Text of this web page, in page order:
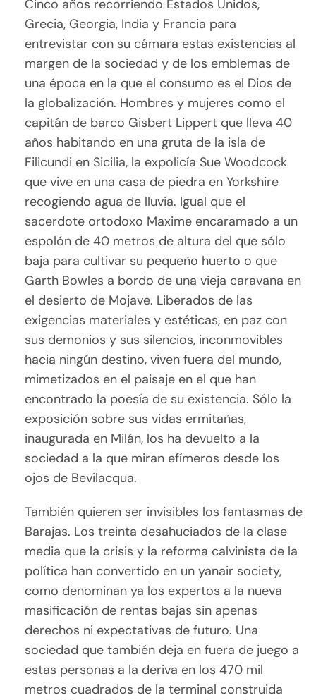
Cinco años recorriendo Estados Unidos,
Grecia, Georgia, India y Francia para
entrevistar con su cámara estas existencias al
margen de la sociedad y de los emblemas de
una época en la que el consumo es el Dios de
la globalización. Hombres y mujeres como el
capitán de barco Gisbert Lippert que lleva 40
años habitando en una gruta de la isla de
Filicundi en Sicilia, la expolicía Sue Woodcock
que vive en una casa de piedra en Yorkshire
recogiendo agua de lluvia. Igual que el
sacerdote ortodoxo Maxime encaramado a un
espolón de 40 metros de altura del que sólo
baja para cultivar su pequeño huerto o que
Garth Bowles a bordo de una vieja caravana en
el desierto de Mojave. Liberados de las
exigencias materiales y estéticas, en paz con
sus demonios y sus silencios, inconmovibles
hacia ningún destino, viven fuera del mundo,
mimetizados en el paisaje en el que han
encontrado la poesía de su existencia. Sólo la
exposición sobre sus vidas ermitañas,
inaugurada en Milán, los ha devuelto a la
sociedad a la que miran efímeros desde los
ojos de Bevilacqua.
También quieren ser invisibles los fantasmas de
Barajas. Los treinta desahuciados de la clase
media que la crisis y la reforma calvinista de la
política han convertido en un yanair society,
como denominan ya los expertos a la nueva
masificación de rentas bajas sin apenas
derechos ni expectativas de futuro. Una
sociedad que también deja en fuera de juego a
estas personas a la deriva en los 470 mil
metros cuadrados de la terminal construida